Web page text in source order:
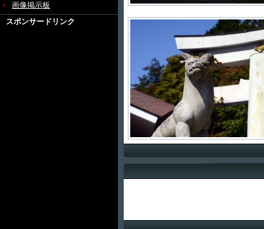
画像掲示板
スポンサードリンク